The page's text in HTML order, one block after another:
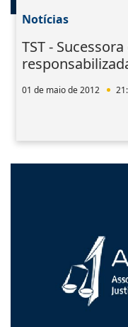
Notícias
TST -
01 de maio de 2012